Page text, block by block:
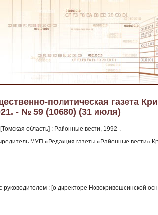
политическая газета
- № 59 (10680) (31 июля)
область] : Районные вести, 1992-.
МУП «Редакция газеты «Районные вести»
руководителем : [о директоре Новокривошеинской